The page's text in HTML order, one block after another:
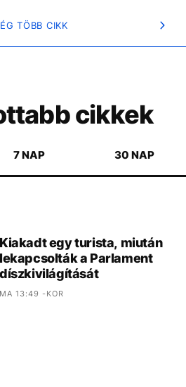
TÖBB CIKK
cikkek
7 NAP 30 NAP
Kiakadt egy turista, miután
lekapcsolták a Parlament
díszkivilágítását
MA 13:49 -KOR